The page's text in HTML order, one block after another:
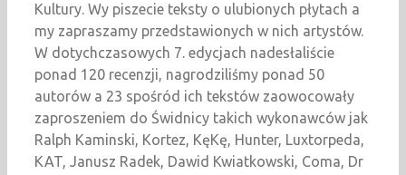
Kultury. Wy piszecie teksty o ulubionych płytach a
my zapraszamy przedstawionych w nich artystów.
W dotychczasowych 7. edycjach nadesłaliście
ponad 120 recenzji, nagrodziliśmy ponad 50
autorów a 23 spośród ich tekstów zaowocowały
zaproszeniem do Świdnicy takich wykonawców jak
Ralph Kaminski, Kortez, KęKę, Hunter, Luxtorpeda,
KAT, Janusz Radek, Dawid Kwiatkowski, Coma, Dr